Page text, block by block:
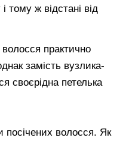
тому ж відстані від
волосся практично
замість вузлика-
своєрідна петелька